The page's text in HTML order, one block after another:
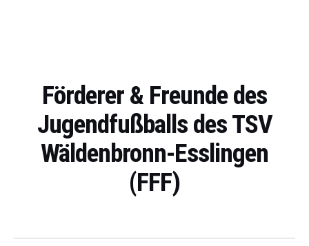
Förderer & Freunde des
Jugendfußballs des TSV
Wäldenbronn-Esslingen
(FFF)